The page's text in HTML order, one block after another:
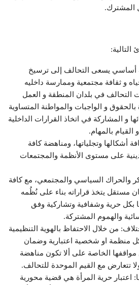
المشترك.
التالية:
أساسي يسعى التحالف إلى ترسيخ
و ثقافة مجتمعية وممارسة داخليه
التحالف في بلدان المنطقة و العمل
و الواجبات والمواطنة المتساوية
و المشاركة في اتخاذ القرارات الداخلية
بالمهام.
أشكالها وتجلياتها، ومناهضة كافة
على مستوى الأنظمة والمجتمعات
والحراك السياسي والمجتمعي، مع كافة
مستقل يتخذ قراراته بناء على نُظُمه
بكل حرية وشفافية وتشاركية وفق
والهموم المشتركة.
من خلال الاحتفاظ بالهوية التنظيمية
منظمة او شخصية اعتبارية وضمان
الخاصة على ألا تكون مناهضة
تتعارض مع القيم الموحدة للتحالف.
اعتبار حرية المرأة هي قضية محورية